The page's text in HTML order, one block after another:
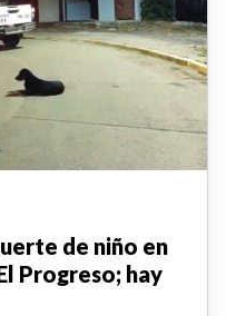
de niño en
Progreso; hay